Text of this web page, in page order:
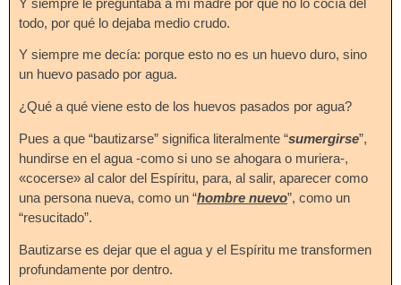
todo, por qué lo dejaba medio crudo.
Y siempre me decía: porque esto no es un huevo duro, sino
un huevo pasado por agua.
¿Qué a qué viene esto de los huevos pasados por agua?
Pues a que “bautizarse” significa literalmente “sumergirse”,
hundirse en el agua -como si uno se ahogara o muriera-,
«cocerse» al calor del Espíritu, para, al salir, aparecer como
una persona nueva, como un “hombre nuevo”, como un
“resucitado”.
Bautizarse es dejar que el agua y el Espíritu me transformen
profundamente por dentro.